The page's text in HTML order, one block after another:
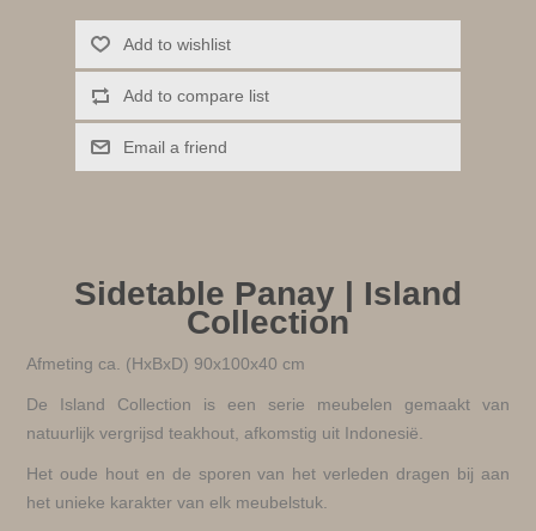
Add to wishlist
Add to compare list
Email a friend
Sidetable Panay | Island
Collection
Afmeting ca. (HxBxD) 90x100x40 cm
De Island Collection is een serie meubelen gemaakt van
natuurlijk vergrijsd teakhout, afkomstig uit Indonesië.
Het oude hout en de sporen van het verleden dragen bij aan
het unieke karakter van elk meubelstuk.